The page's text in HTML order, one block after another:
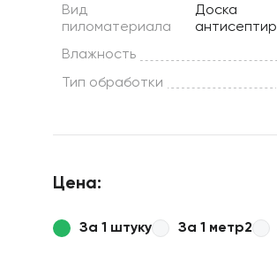
Вид
пиломатериала
Доска
Влажность
Тип обработки
Цена:
За 1 штуку За 1 метр2